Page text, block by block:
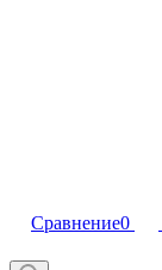
Сравнение0